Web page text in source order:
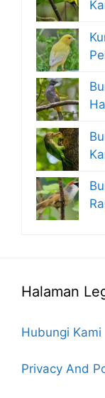
Halaman
Hubungi Kami
Privacy And